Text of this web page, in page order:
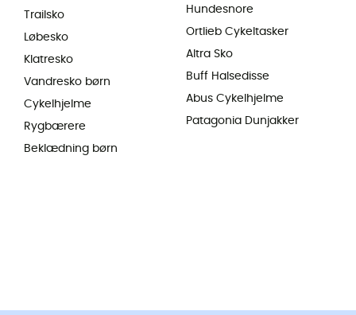
Trailsko
Løbesko
Klatresko
Vandresko børn
Cykelhjelme
Rygbærere
Beklædning børn
Hundesnore
Ortlieb Cykeltasker
Altra Sko
Buff Halsedisse
Abus Cykelhjelme
Patagonia Dunjakker